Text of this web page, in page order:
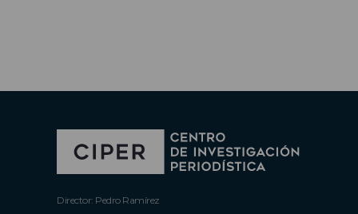
Director: Pedro Ramírez